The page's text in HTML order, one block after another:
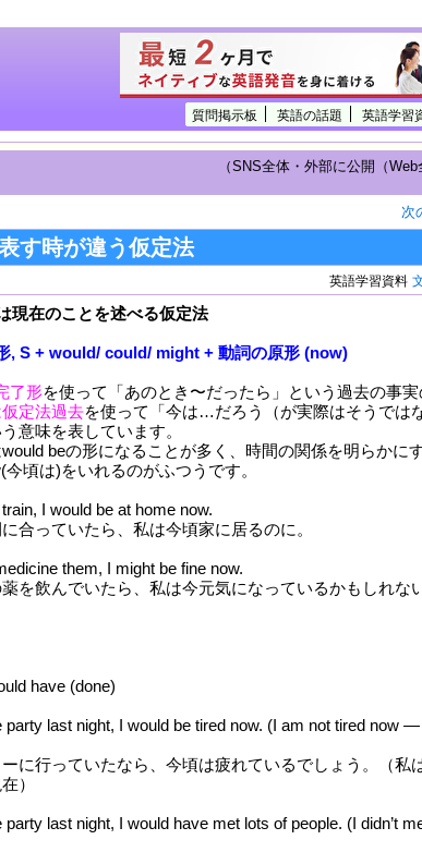
質問掲示板 英語の話題 英語学習
（SNS全体・外部に公開（
次
す時が違う仮定法
英語学習資料
現在のことを述べる仮定法
, S + would/ could/ might + 動詞の原形 (now)
了形を使って「あのとき〜だったら」という過去の事
定法過去を使って「今は…だろう（が実際はそうでは
意味を表しています。
beの形になることが多く、時間の関係を明らかに
頃は)をいれるのがふつうです。
I would be at home now.
合っていたら、私は今頃家に居るのに。
them, I might be fine now.
を飲んでいたら、私は今元気になっているかもしれな
have (done)
party last night, I would be tired now. (I am not tired now —
に行っていたなら、今頃は疲れているでしょう。（私
）
party last night, I would have met lots of people. (I didn’t